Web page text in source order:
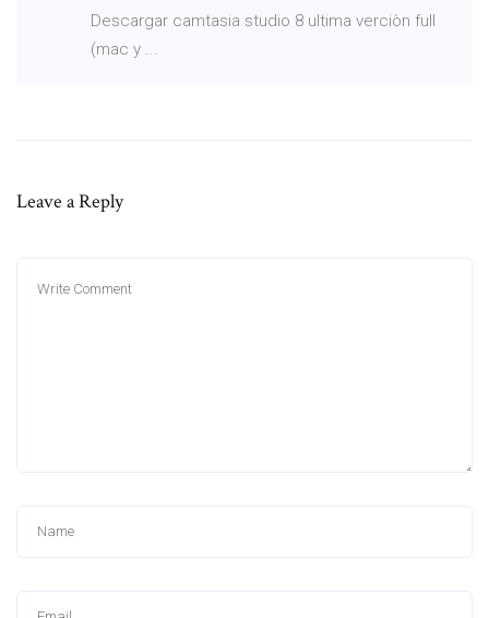
Descargar camtasia studio 8 ultima verciòn full
(mac y ...
Leave a Reply